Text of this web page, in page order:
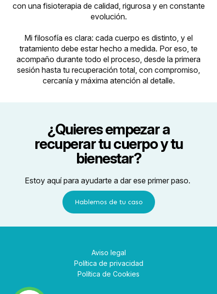
con una fisioterapia de calidad, rigurosa y en constante
evolución.
Mi filosofía es clara: cada cuerpo es distinto, y el
tratamiento debe estar hecho a medida. Por eso, te
acompaño durante todo el proceso, desde la primera
sesión hasta tu recuperación total, con compromiso,
cercanía y máxima atención al detalle.
¿Quieres empezar a
recuperar tu cuerpo y tu
bienestar?
Estoy aquí para ayudarte a dar ese primer paso.
Hablemos de tu caso
Aviso legal
Política de privacidad
Política de Cookies